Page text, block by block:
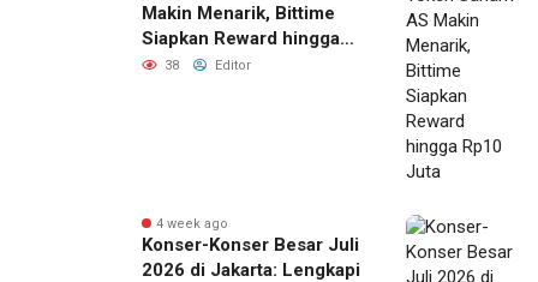
Makin Menarik, Bittime
Siapkan Reward hingga
Rp10 Juta
38 Editor
4 week ago
Konser-Konser Besar Juli
2026 di Jakarta: Lengkapi